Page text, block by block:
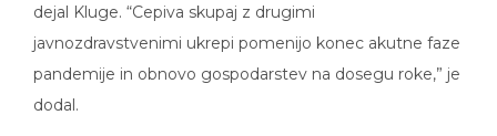
dejal Kluge. “Cepiva skupaj z drugimi
javnozdravstvenimi ukrepi pomenijo konec akutne faze
pandemije in obnovo gospodarstev na dosegu roke,” je
dodal.